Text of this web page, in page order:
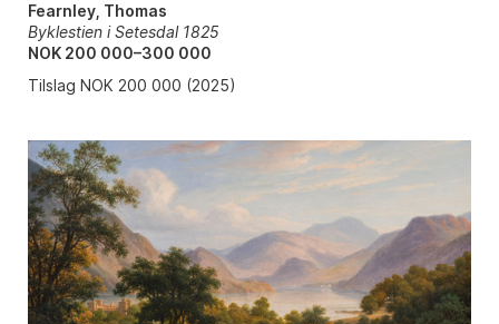
Fearnley, Thomas
Byklestien i Setesdal 1825
NOK 200 000–300 000
Tilslag NOK 200 000 (2025)